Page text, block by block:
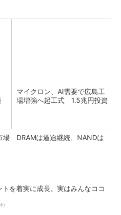
マイクロン、AI需要で広島工
場増強へ起工式 1.5兆円投資
場 DRAMは逼迫継続、NANDは
トを着実に成長。実はみんなココ
)